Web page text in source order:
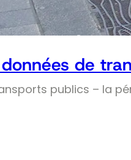
de
publics – la